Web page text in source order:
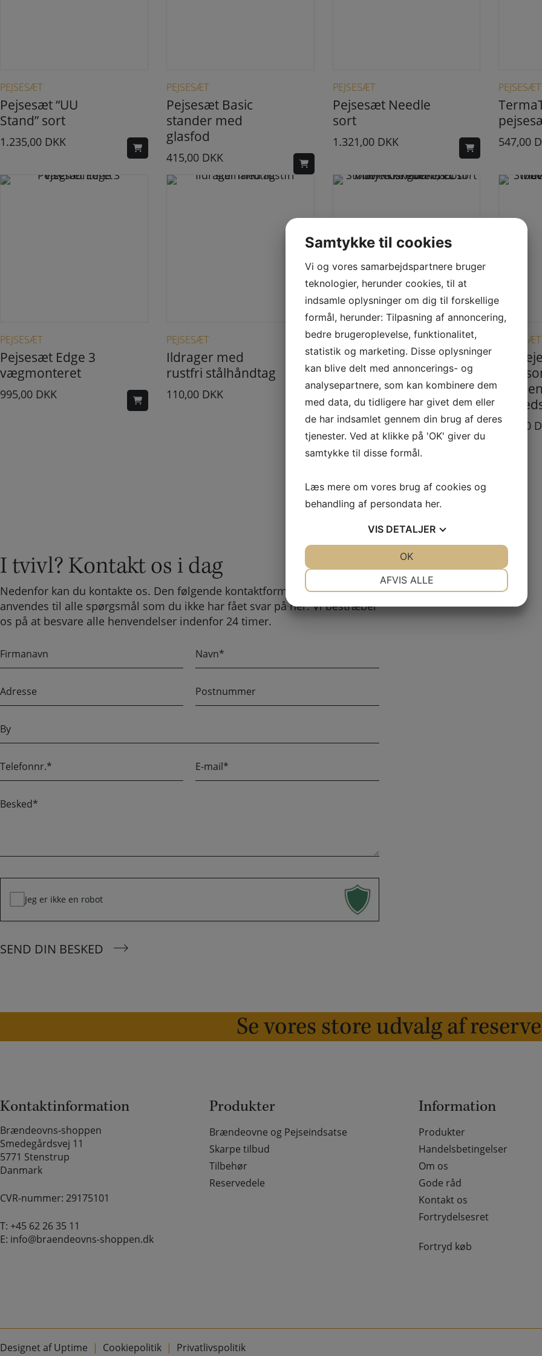
PEJSESÆT
Pejsesæt “UU
Stand” sort
1.235,00 DKK
PEJSESÆT
Pejsesæt Basic
stander med
glasfod
415,00 DKK
PEJSESÆT
Pejsesæt Needle
sort
1.321,00 DKK
PEJSESÆT
547,00
PEJSESÆT
Pejsesæt Edge 3
vægmonteret
995,00 DKK
PEJSESÆT
Ildrager med
rustfri stålhåndtag
110,00 DKK
PEJSESÆT
Støbejernskedel
0,8 L sort mat –
Ikke godkendt til
levnedsmidler i EU.
350,00DKK
PEJSESÆT
2,5L
497,00
I tvivl? Kontakt os i dag
Nedenfor kan du kontakte os. Den følgende kontaktformular kan
anvendes til alle spørgsmål som du ikke har fået svar på her. Vi bestræber
os på at besvare alle henvendelser indenfor 24 timer.
i
r
m
a
a
a
v
n
d
r
e
s
e
o
s
m
y
e
l
e
f
-
m
e
*
Jeg er ikke en robot
SEND DIN BESKED
Se vores store udvalg af
Kontaktinformation
Brændeovns-shoppen
Smedegårdsvej 11
5771 Stenstrup
Danmark
CVR-nummer: 29175101
T: +45 62 26 35 11
E: info@braendeovns-shoppen.dk
Produkter
Brændeovne og Pejseindsatse
Skarpe tilbud
Tilbehør
Reservedele
Information
Produkter
Handelsbetingelser
Om os
Gode råd
Kontakt os
Fortrydelsesret
Fortryd køb
Designet af Uptime Cookiepolitik Privatlivspolitik
Samtykke til cookies
Vi og vores samarbejdspartnere bruger
teknologier, herunder cookies, til at
indsamle oplysninger om dig til forskellige
formål, herunder: Tilpasning af annoncering,
bedre brugeroplevelse, funktionalitet,
statistik og marketing. Disse oplysninger
kan blive delt med annoncerings- og
analysepartnere, som kan kombinere dem
med data, du tidligere har givet dem eller
de har indsamlet gennem din brug af deres
tjenester. Ved at klikke på 'OK' giver du
samtykke til disse formål.
Læs mere om vores brug af cookies og
behandling af persondata her.
VIS DETALJER
AFVIS ALLE
OK